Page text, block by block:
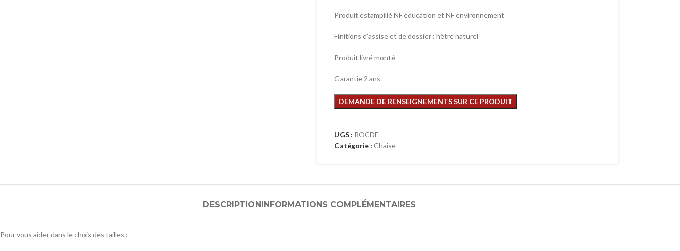
Produit estampillé NF éducation et NF environnement
Finitions d’assise et de dossier : hêtre naturel
Produit livré monté
Garantie 2 ans
UGS : ROCDE
Catégorie : Chaise
DESCRIPTIONINFORMATIONS COMPLÉMENTAIRES
Pour vous aider dans le choix des tailles :